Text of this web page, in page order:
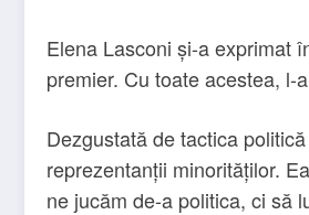
Elena Lasconi și-a exprimat
premier. Cu toate acestea,
Dezgustată de tactica
reprezentanții minorităților.
ne jucăm de-a politica, ci să